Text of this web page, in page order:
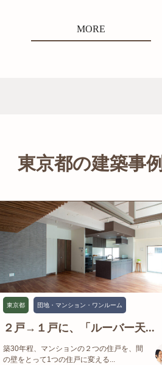
MORE
東京都の建築事例
東京都 団地・マンション・ワンルーム
２戸→１戸に、「ルーバー天...
築30年程、マンションの２つの住戸を、間
の壁をとって1つの住戸に変える...